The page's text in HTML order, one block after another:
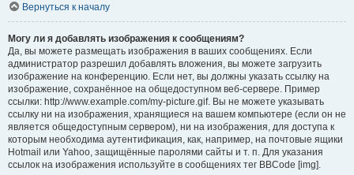
Вернуться к началу
Могу ли я добавлять изображения к сообщениям?
Да, вы можете размещать изображения в ваших сообщениях. Если
администратор разрешил добавлять вложения, вы можете загрузить
изображение на конференцию. Если нет, вы должны указать ссылку на
изображение, сохранённое на общедоступном веб-сервере. Пример
ссылки: http://www.example.com/my-picture.gif. Вы не можете указывать
ссылку ни на изображения, хранящиеся на вашем компьютере (если он не
является общедоступным сервером), ни на изображения, для доступа к
которым необходима аутентификация, как, например, на почтовые ящики
Hotmail или Yahoo, защищённые паролями сайты и т. п. Для указания
ссылок на изображения используйте в сообщениях тег BBCode [img].